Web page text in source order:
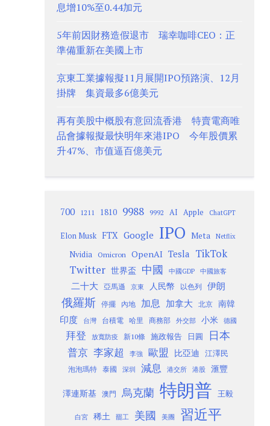
息增10%至0.44加元
5年前因財務造假退市 瑞幸咖啡CEO：正
準備重新在美國上市
京東工業據報擬11月展開IPO預路演、12月
掛牌 集資最多6億美元
再有美股中概股有意回流香港 特賣電商唯
品會據報擬最快明年來港IPO 今年股價累
升47%、市值逼百億美元
700 1211 1810 9988 9992 AI Apple ChatGPT
Elon Musk FTX Google IPO Meta Netflix
Nvidia Omicron OpenAI Tesla TikTok
Twitter 世界盃 中國 中國GDP 中國旅客
二十大 亞馬遜 京東 人民幣 以色列 伊朗
俄羅斯 停擺 內地 加息 加拿大 北京
南韓
印度
台灣 台積電 哈里 商務部 外交部 小米 德國
拜登 放寬防疫 新10條 施政報告 日圓 日本
普京 李家超 李強 歐盟 比亞迪 江澤民
泡泡瑪特 泰國 深圳 減息 港交所 港股 滙豐
澤連斯基 澳門 烏克蘭 特朗普 王毅
白宮 稀土 罷工 美國 美團 習近平